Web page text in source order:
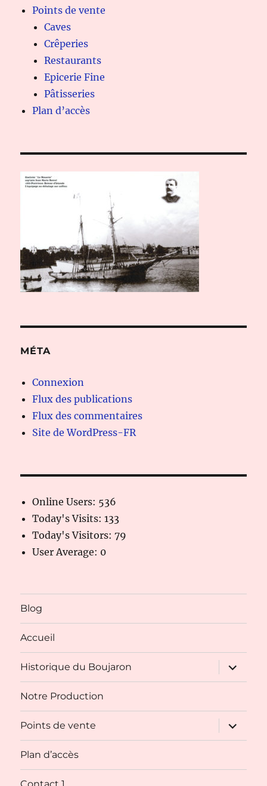
Points de vente
Caves
Crêperies
Restaurants
Epicerie Fine
Pâtisseries
Plan d’accès
MÉTA
Connexion
Flux des publications
Flux des commentaires
Site de WordPress-FR
Online Users: 536
Today's Visits:133
Today's Visitors:79
User Average: 0
Blog
Accueil
Historique du Boujaron
ouvrir
le
sous-
Notre Production
Points de vente
ouvrir
le
sous-
Plan d’accès